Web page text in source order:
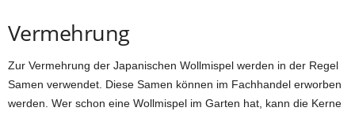
Vermehrung
Zur Vermehrung der Japanischen Wollmispel werden in der Regel
Samen verwendet. Diese Samen können im Fachhandel erworben
werden. Wer schon eine Wollmispel im Garten hat, kann die Kerne